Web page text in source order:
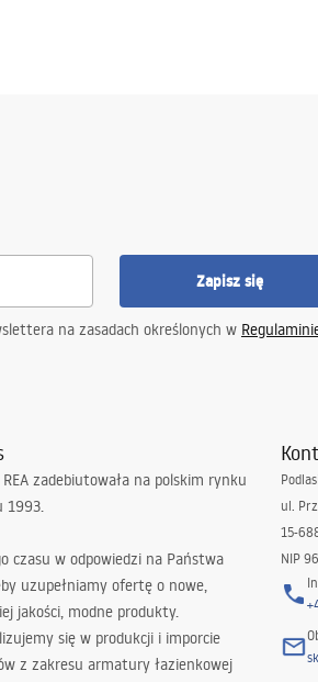
Zapisz się
na zasadach określonych w
zadebiutowała na polskim rynku
1993.
czasu w odpowiedzi na Państwa
uzupełniamy ofertę o nowe,
jakości, modne produkty.
się w produkcji i imporcie
z zakresu armatury łazienkowej
ul.
15-
NIP